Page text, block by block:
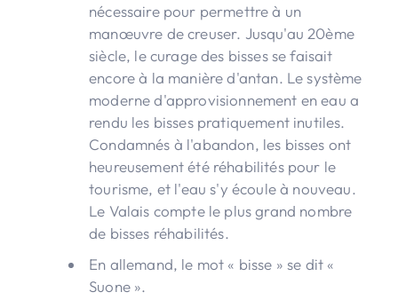
nécessaire pour permettre à un
manœuvre de creuser. Jusqu'au 20ème
siècle, le curage des bisses se faisait
encore à la manière d'antan. Le système
moderne d'approvisionnement en eau a
rendu les bisses pratiquement inutiles.
Condamnés à l'abandon, les bisses ont
heureusement été réhabilités pour le
tourisme, et l'eau s'y écoule à nouveau.
Le Valais compte le plus grand nombre
de bisses réhabilités.
En allemand, le mot « bisse » se dit «
Suone ».